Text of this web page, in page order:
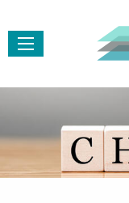
Menü